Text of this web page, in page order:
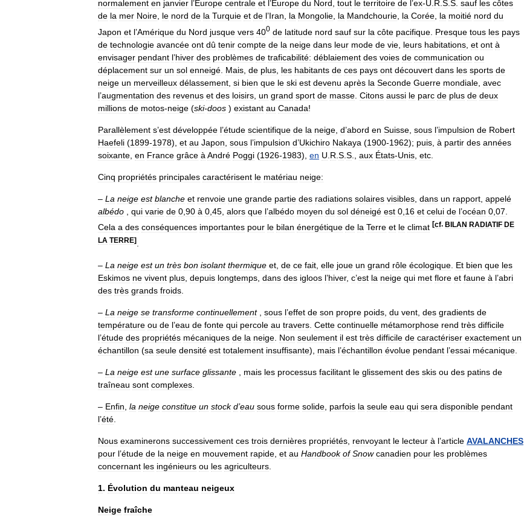
normalement en janvier l’Europe centrale et l’Europe du Nord tout le territoire de l’ex-U R S S sauf les côtes
de la mer Noire le nord de la Turquie et de l’Iran la Mongolie la Mandchourie la Corée la moitié nord du
Japon et l’Amérique du Nord jusque vers 400 de latitude nord sauf sur la côte pacifique Presque tous les pays
de technologie avancée ont dû tenir compte de la neige dans leur mode de vie leurs habitations et ont à
envisager pendant l’hiver des problèmes de traficabilité: déblaiement des voies de communication ou
déplacement sur un sol enneigé Mais de plus les habitants de ces pays ont découvert dans les sports de
neige un merveilleux délassement si bien que le ski est devenu après la Seconde Guerre mondiale avec
l’augmentation des revenus et des loisirs un grand sport de masse Citons aussi le parc de plus de deux
millions de motos-neige (ski-doos ) existant au Canada!
Parallèlement s’est développée l’étude scientifique de la neige d’abord en Suisse sous l’impulsion de Robert
Haefeli (1899-1978), et au Japon sous l’impulsion d’Ukichiro Nakaya (1900-1962); puis à partir des années
soixante en France grâce à André Poggi (1926-1983), en U R S S aux États-Unis etc
Cinq propriétés principales caractérisent le matériau neige:
– La neige est blanche et renvoie une grande partie des radiations solaires visibles dans un rapport appelé
albédo
qui varie de 0 90 à 0 45 alors que l’albédo moyen du sol déneigé est 0 16 et celui de l’océan 0 07
Cela a des conséquences importantes pour le bilan énergétique de la Terre et le climat [cf. BILAN RADIATIF DE
LA TERRE]
– La neige est un très bon isolant thermique et de ce fait elle joue un grand rôle écologique Et bien que les
Eskimos ne vivent plus depuis longtemps dans des igloos l’hiver, c’est la neige qui met flore et faune à l’abri
des très grands froids
– La neige se transforme continuellement, sous l’effet de son propre poids du vent des gradients de
température ou de l’eau de fonte qui percole au travers Cette continuelle métamorphose rend très difficile
l’étude des propriétés mécaniques de la neige Non seulement il est très difficile de caractériser exactement un
échantillon (sa seule densité est totalement insuffisante), mais l’échantillon évolue pendant l’essai mécanique
– La neige est une surface glissante mais les processus facilitant le glissement des skis ou des patins de
traîneau sont complexes
– Enfin la neige constitue un stock d’eau sous forme solide parfois la seule eau qui sera disponible pendant
l’été
Nous examinerons successivement ces trois dernières propriétés renvoyant le lecteur à l’article AVALANCHES
pour l’étude de la neige en mouvement rapide et au Handbook of Snow canadien pour les problèmes
concernant les ingénieurs ou les agriculteurs
1. Évolution du manteau neigeux
Neige fraîche